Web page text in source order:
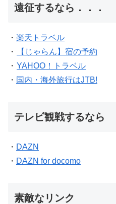
遠征するなら．．．
・ 楽天トラベル
・
【じゃらん】宿の予約
・ YAHOO！トラベル
・ 国内・海外旅行はJTB!
テレビ観戦するなら
・ DAZN
・ DAZN for docomo
素敵なリンク